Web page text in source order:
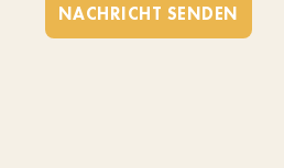
NACHRICHT SENDEN